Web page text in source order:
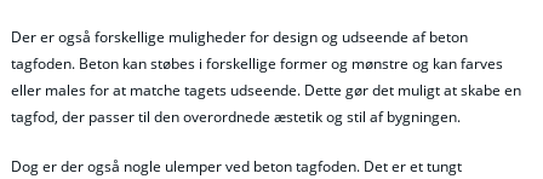
Der er også forskellige muligheder for design og udseende af beton
tagfoden. Beton kan støbes i forskellige former og mønstre og kan farves
eller males for at matche tagets udseende. Dette gør det muligt at skabe en
tagfod, der passer til den overordnede æstetik og stil af bygningen.
Dog er der også nogle ulemper ved beton tagfoden. Det er et tungt